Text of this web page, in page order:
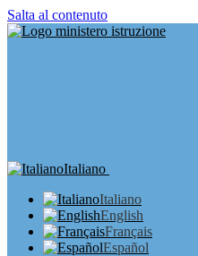
Salta al contenuto
Italiano
Italiano
English
Français
Español